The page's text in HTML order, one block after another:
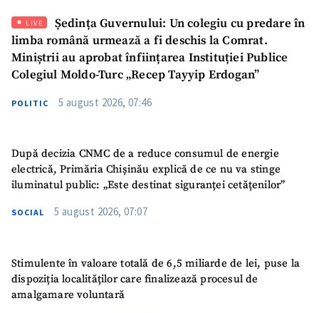
LIVE
Ședința Guvernului: Un colegiu cu predare în
limba română urmează a fi deschis la Comrat.
Miniștrii au aprobat înființarea Instituției Publice
Colegiul Moldo-Turc „Recep Tayyip Erdogan”
POLITIC 5 august 2026, 07:46
După decizia CNMC de a reduce consumul de energie
electrică, Primăria Chișinău explică de ce nu va stinge
iluminatul public: „Este destinat siguranței cetățenilor”
SOCIAL 5 august 2026, 07:07
Stimulente în valoare totală de 6,5 miliarde de lei, puse la
dispoziția localităților care finalizează procesul de
amalgamare voluntară